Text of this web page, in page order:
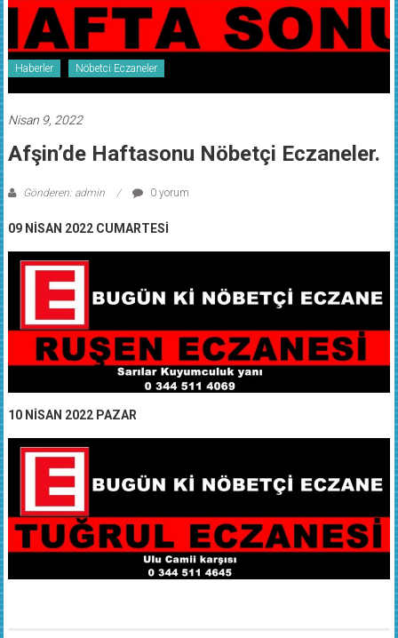
Haberler Nöbetci Eczaneler
Nisan 9, 2022
Afşin’de Haftasonu Nöbetçi Eczaneler.
Gönderen: admin 0 yorum
09 NİSAN 2022 CUMARTESİ
10 NİSAN 2022 PAZAR